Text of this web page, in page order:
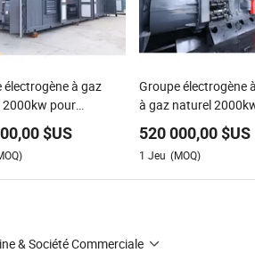
électrogène à gaz
2000kw pour
dans une centrale
à biogaz
$US
Groupe électrogène
à gaz naturel
520 000,00$US
1 Jeu (MOQ)
& Société Commerciale